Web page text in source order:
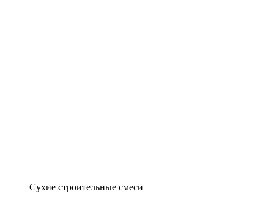
Сухие строительные смеси